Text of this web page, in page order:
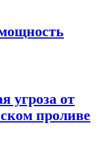
угроза от
проливе